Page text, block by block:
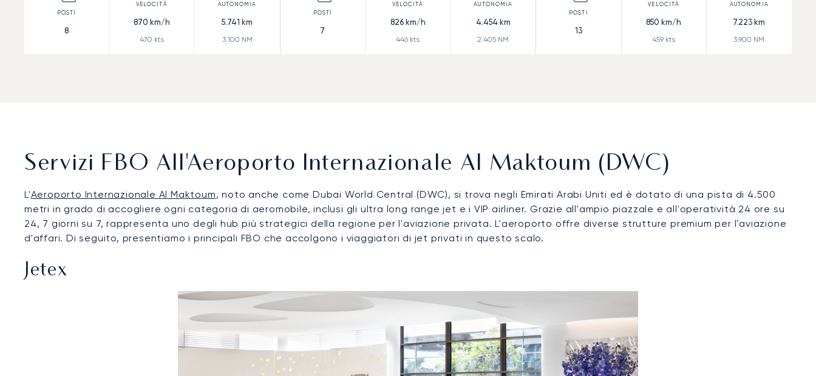
8
870 km/h
470 kts
5.741 km
3.100 NM
7
826km/h
446 kts
4.454 km
2.405 NM
13
850 km/h
459 kts
7.223 km
3.900 NM
Servizi FBO All'Aeroporto Internazionale Al Maktoum (DWC)
L'Aeroporto Internazionale Al Maktoum, noto anche come Dubai World Central (DWC), si trova negli Emirati Arabi Uniti ed è dotato di una pista di 4.500
metri in grado di accogliere ogni categoria di aeromobile, inclusi gli ultra long range jet e i VIP airliner. Grazie all'ampio piazzale e all'operatività 24 ore su
24, 7 giorni su 7, rappresenta uno degli hub più strategici della regione per l'aviazione privata. L'aeroporto offre diverse strutture premium per l'aviazione
d'affari. Di seguito, presentiamo i principali FBO che accolgono i viaggiatori di jet privati in questo scalo.
Jetex